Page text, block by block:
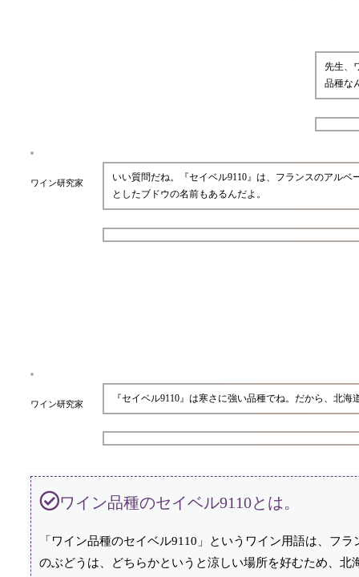
先生、
品種な
ワイン研究家
いい質問だね。『セイベル9110』は、フランスのアル
としたブドウの名前もあるんだよ。
ワイン研究家 『セイベル9110』は寒さに強い品種でね。だから、北
ワイン品種のセイベル9110とは。
「ワイン品種のセイベル9110」というワイン用語は、フ
のぶどうは、どちらかというと涼しい場所を好むため、北